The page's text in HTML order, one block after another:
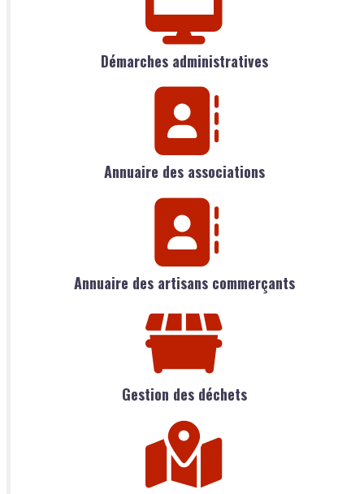
Démarches administratives
Annuaire des associations
Annuaire des artisans commerçants
Gestion des déchets